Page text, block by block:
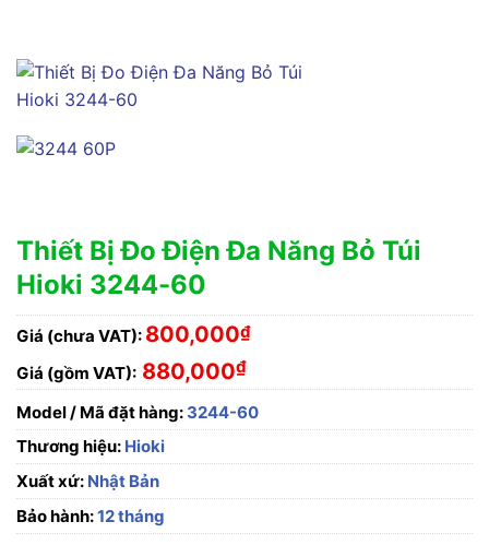
Thiết Bị Đo Điện Đa Năng Bỏ Túi
Hioki 3244-60
Giá (chưa VAT): 800,000₫
Giá (gồm VAT): 880,000₫
Model / Mã đặt hàng: 3244-60
Thương hiệu: Hioki
Xuất xứ: Nhật Bản
Bảo hành:12 tháng